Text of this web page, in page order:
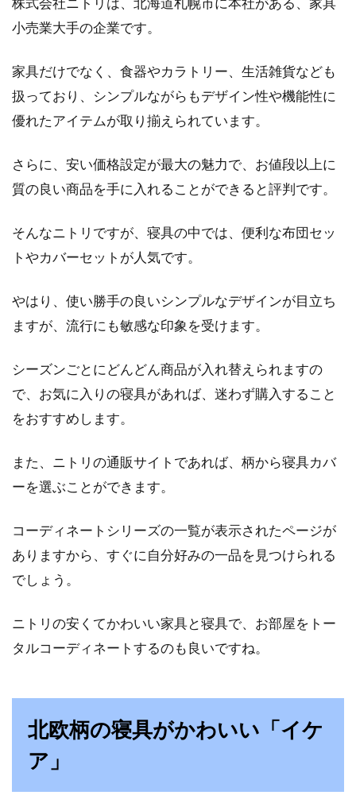
お布団って毎日使うので、清潔に保ちたいです
温度や湿...
要！？壁などを事前チェック
ます。基本的には、壁に取り付けると思います
が、どの位置...
新築の大型家具ベッドはどこで選
新築を建てたら、いろいろなものを用意しなけ
ある理由とは？
皆さんは旅行に行った時、ホテルや旅館などの
団の圧縮方法をご紹介！
マットレスを正しくお手入れしてあげないと、
小売業大手の企業です。
家具だけでなく、食器やカラトリー、生活雑貨なども
扱っており、シンプルながらもデザイン性や機能性に
優れたアイテムが取り揃えられています。
さらに、安い価格設定が最大の魅力で、お値段以上に
質の良い商品を手に入れることができると評判です。
そんなニトリですが、寝具の中では、便利な布団セッ
トやカバーセットが人気です。
やはり、使い勝手の良いシンプルなデザインが目立ち
ますが、流行にも敏感な印象を受けます。
シーズンごとにどんどん商品が入れ替えられますの
で、お気に入りの寝具があれば、迷わず購入すること
をおすすめします。
また、ニトリの通販サイトであれば、柄から寝具カバ
ーを選ぶことができます。
コーディネートシリーズの一覧が表示されたページが
ありますから、すぐに自分好みの一品を見つけられる
でしょう。
ニトリの安くてかわいい家具と寝具で、お部屋をトー
タルコーディネートするのも良いですね。
北欧柄の寝具がかわいい「イケ
ア」